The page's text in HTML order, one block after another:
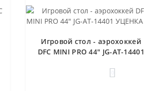
Игровой стол - аэрохоккей
DFC MINI PRO 44" JG-AT-14401